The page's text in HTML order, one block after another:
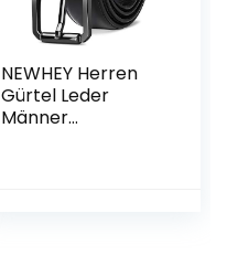
NEWHEY Herren
Gürtel Leder
Männer